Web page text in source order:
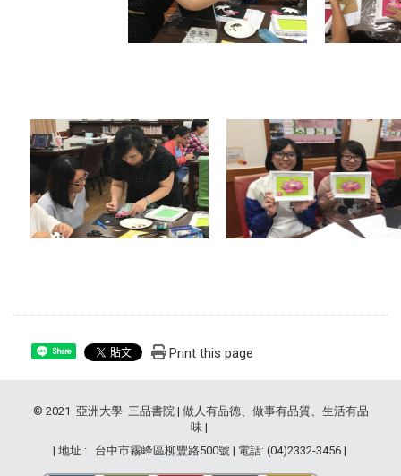
Share Print this page
© 2021 亞洲大學 三品書院 | 做人有品德、做事有品質、生活有品
味 |
| 地址 : 台中市霧峰區柳豐路500號 | 電話: (04)2332-3456 |